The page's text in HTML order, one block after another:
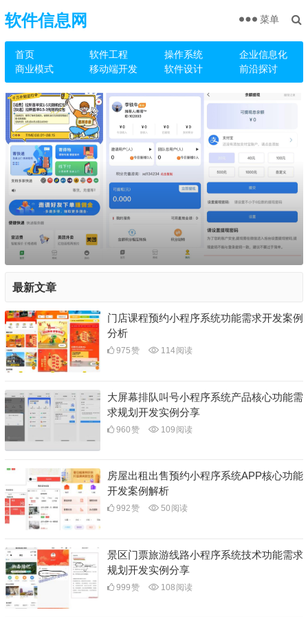
软件信息网
首页 软件工程 操作系统
企业信息化
商业模式
移动端开发 软件设计 前沿探讨
菜单
最新文章
门店课程预约小程序系统功能需求开发案例
分析
975赞 114阅读
大屏幕排队叫号小程序系统产品核心功能需
求规划开发实例分享
960赞 109 阅读
房屋出租出售预约小程序系统APP核心功能
开发案例解析
992赞 50 阅读
景区门票旅游线路小程序系统技术功能需求
规划开发实例分享
999赞 108 阅读